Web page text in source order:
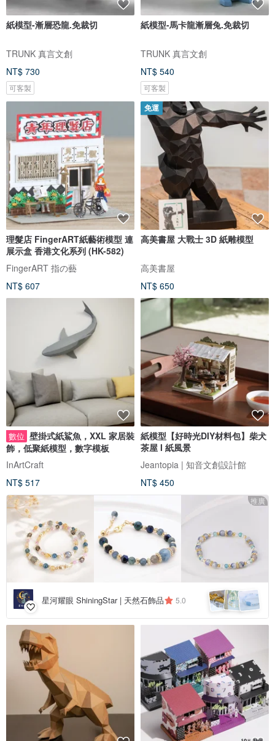
紙模型-漸層恐龍.免裁切
TRUNK 真言文創
NT$ 730
可客製
紙模型-馬卡龍漸層兔.免裁切
TRUNK 真言文創
NT$ 540
可客製
理髮店 FingerART紙藝術模型 連
展示盒 香港文化系列 (HK-582)
FingerART 指の藝
NT$ 607
免運
高美書屋 大戰士 3D 紙雕模型
高美書屋
NT$ 650
數位 壁掛式紙鯊魚，XXL 家居裝
飾，低聚紙模型，數字模板
InArtCraft
NT$ 517
紙模型【好時光DIY材料包】柴犬
茶屋 I 紙風景
Jeantopia | 知音文創設計館
NT$ 450
推廣
星河耀眼 ShiningStar | 天然石飾品 5.0